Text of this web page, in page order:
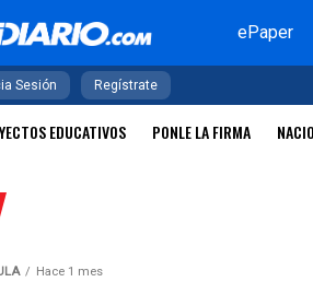
ePaper
Sesión Regístrate
EDUCATIVOS PONLE LA FIRMA
Hace 1 mes